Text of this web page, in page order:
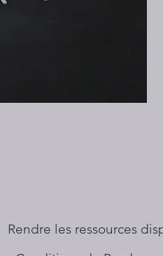
​Rendre les ressources